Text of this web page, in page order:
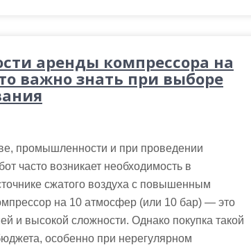
аренды компрессора на
важно знать при выборе
промышленности и при проведении
часто возникает необходимость в
сжатого воздуха с повышенным
на 10 атмосфер (или 10 бар) — это
и высокой сложности. Однако покупка такой
особенно при нерегулярном